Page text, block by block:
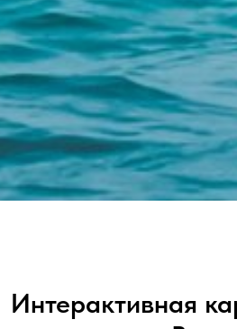
Интерактивная